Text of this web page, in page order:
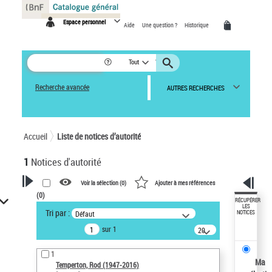
Espace personnel Aide Une question ? Historique
Tout
Recherche avancée AUTRES RECHERCHES
Accueil Liste de notices d’autorité
1 Notices d'autorité
VOTRE RECHERCHE
Recherche avancée dans les
notices d’autorité
Œuvres liées à l'auteur :
Temperton, Rod (1947-2016)
Voir la sélection (0) Ajouter à mes références
(0)
Tri par : Défaut
sur 1
20
résultats/page
1
Temperton, Rod (1947-2016)
RÉCUPÉRER
LES
NOTICES
Ma
Panneau de gestion des cookies